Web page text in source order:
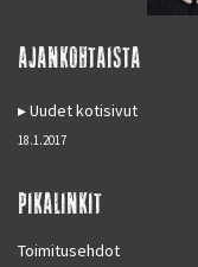
AJANKOHTAISTA
Uudet kotisivut
18.1.2017
PIKALINKIT
Toimitusehdot